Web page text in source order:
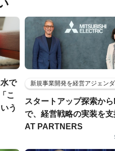
で
こ
う
新規事業開発を経営アジェン
スタートアップ探索か
で、経営戦略の実装を支
AT PARTNERS